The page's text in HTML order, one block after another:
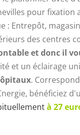
pour
: Entrepôt,
des centres
et donc il
et un éclairage
.
bénéficiez
à 27